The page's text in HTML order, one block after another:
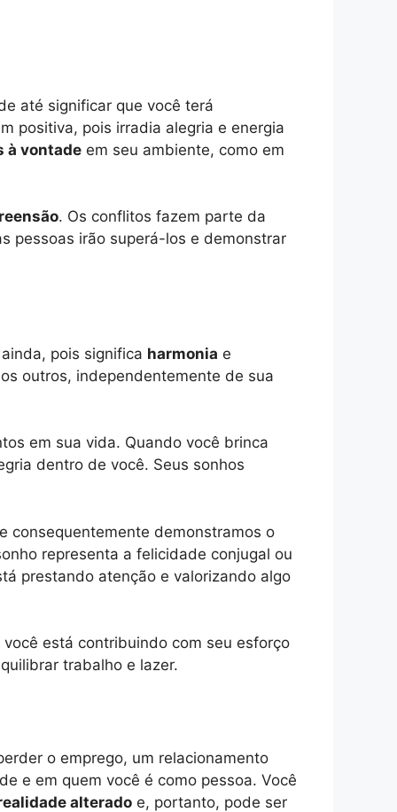
até significar que você terá
positiva, pois irradia alegria e energia
à vontade em seu ambiente, como em
. Os conflitos fazem parte da
pessoas irão superá-los e demonstrar
pois significa harmonia e
outros, independentemente de sua
em sua vida. Quando você brinca
dentro de você. Seus sonhos
consequentemente demonstramos o
representa a felicidade conjugal ou
prestando atenção e valorizando algo
está contribuindo com seu esforço
trabalho e lazer.
o emprego, um relacionamento
e em quem você é como pessoa. Você
alterado e, portanto, pode ser